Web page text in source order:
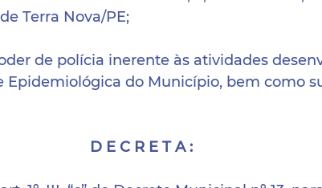
Terra Nova/PE;
de polícia inerente às atividades
Epidemiológica do Município, bem como
D E C R E T A :